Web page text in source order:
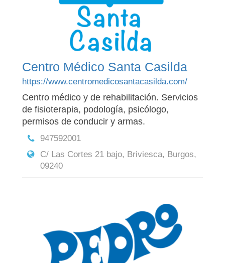
Centro Médico Santa Casilda
https://www.centromedicosantacasilda.com/
Centro médico y de rehabilitación. Servicios
de fisioterapia, podología, psicólogo,
permisos de conducir y armas.
947592001
C/ Las Cortes 21 bajo, Briviesca, Burgos,
09240